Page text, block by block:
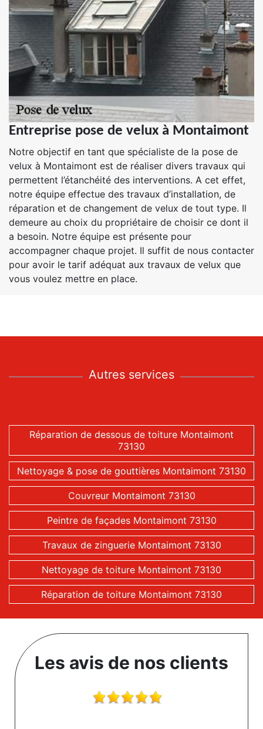
Entreprise pose de velux à Montaimont
Notre objectif en tant que spécialiste de la pose de
velux à Montaimont est de réaliser divers travaux qui
permettent l’étanchéité des interventions. A cet effet,
notre équipe effectue des travaux d’installation, de
réparation et de changement de velux de tout type. Il
demeure au choix du propriétaire de choisir ce dont il
a besoin. Notre équipe est présente pour
accompagner chaque projet. Il suffit de nous contacter
pour avoir le tarif adéquat aux travaux de velux que
vous voulez mettre en place.
Autres services
Réparation de dessous de toiture Montaimont
73130
Nettoyage & pose de gouttières Montaimont 73130
Couvreur Montaimont 73130
Peintre de façades Montaimont 73130
Travaux de zinguerie Montaimont 73130
Nettoyage de toiture Montaimont 73130
Réparation de toiture Montaimont 73130
Les avis de nos clients